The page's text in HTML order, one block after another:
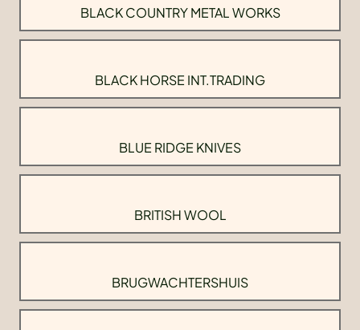
BLACK COUNTRY METAL WORKS
BLACK HORSE INT.TRADING
BLUE RIDGE KNIVES
BRITISH WOOL
BRUGWACHTERSHUIS